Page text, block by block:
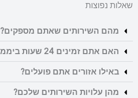
שאלות נפוצות
מהם השירותים שאתם מספקים?
האם אתם זמינים 24 שעות ביממה, 7 ימים בשבוע?
באילו אזורים אתם פועלים?
מהן עלויות השירותים שלכם?